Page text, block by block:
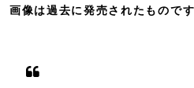
画像は過去に発売されたものです